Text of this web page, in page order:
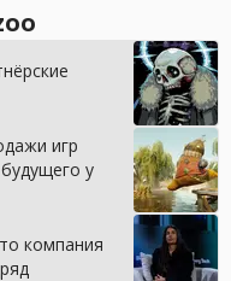
игр
у
компания